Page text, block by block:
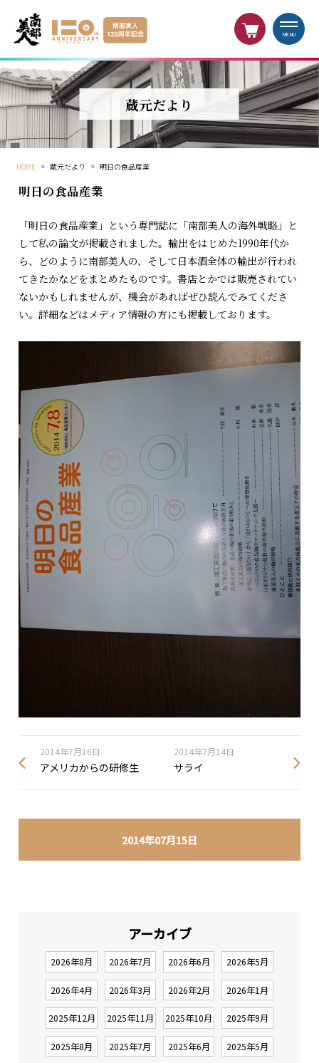
MENU
蔵元だより
HOME > 蔵元だより > 明日の食品産業
2014年07月15日
明日の食品産業
「明日の食品産業」という専門誌に「南部美人の海外戦略」と
して私の論文が掲載されました。輸出をはじめた1990年代か
ら、どのように南部美人の、そして日本酒全体の輸出が行われ
てきたかなどをまとめたものです。書店とかでは販売されてい
ないかもしれませんが、機会があればぜひ読んでみてくださ
い。詳細などはメディア情報の方にも掲載しております。
2014年7月16日
アメリカからの研修生
2014年7月14日
サライ
アーカイブ
2026年8月 2026年7月 2026年6月 2026年5月
2026年4月 2026年3月 2026年2月 2026年1月
2025年12月 2025年11月 2025年10月 2025年9月
2025年8月 2025年7月 2025年6月 2025年5月